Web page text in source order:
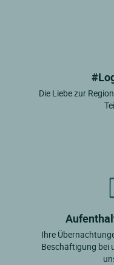
Die Liebe zur
Ihre
Beschäftigung bei